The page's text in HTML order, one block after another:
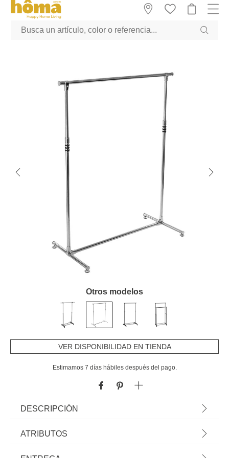
GTM-M23T38WX true
Otros modelos
VER DISPONIBILIDAD EN TIENDA
Estimamos 7 días hábiles después del pago.
DESCRIPCIÓN
Perchero Extensible De Acero Inoxidable | Una práctica solución de
fácilmente gracias a su juego de ruedas | Se puede ajustar la altura y la
ATRIBUTOS
Material acero inoxidable